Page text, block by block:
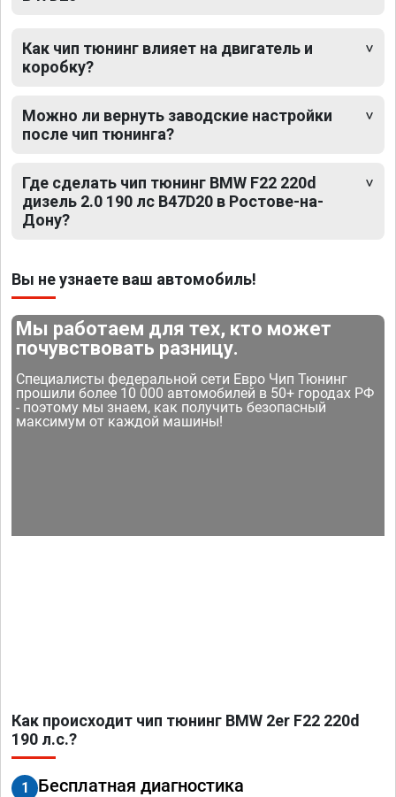
Как чип тюнинг влияет на двигатель и
коробку?
Можно ли вернуть заводские настройки
после чип тюнинга?
Где сделать чип тюнинг BMW F22 220d
дизель 2.0 190 лс B47D20 в Ростове-на-
Дону?
Вы не узнаете ваш автомобиль!
Мы работаем для тех, кто может
почувствовать разницу.
Специалисты федеральной сети Евро Чип Тюнинг
прошили более 10 000 автомобилей в 50+ городах РФ
- поэтому мы знаем, как получить безопасный
максимум от каждой машины!
Как происходит чип тюнинг BMW 2er F22 220d
190 л.с.?
1 Бесплатная диагностика